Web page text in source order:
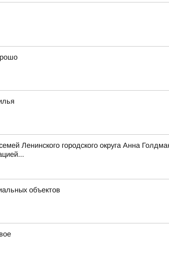
Ленинского городского округа Анна
объектов